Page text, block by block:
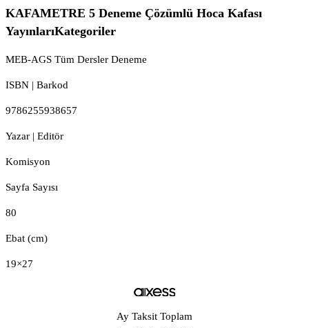
KAFAMETRE 5 Deneme Çözümlü Hoca Kafası
YayınlarıKategoriler
MEB-AGS Tüm Dersler Deneme
ISBN | Barkod
9786255938657
Yazar | Editör
Komisyon
Sayfa Sayısı
80
Ebat (cm)
19×27
Ay Taksit Toplam